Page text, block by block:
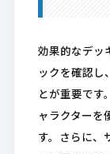
効果的なデッ
ックを確認し
とが重要です
ャラクターを
す。さらに、